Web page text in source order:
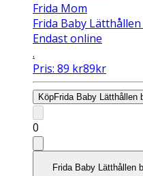
Frida Mom
Frida Baby
Endast online
.
Pris: 89 kr89kr
KöpFrida Baby Lätthållen
0
Frida Baby Lätthållen